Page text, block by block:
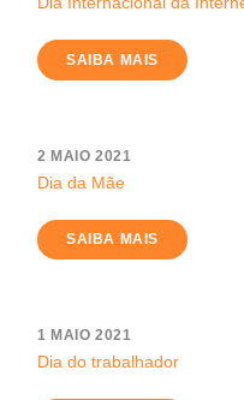
SAIBA MAIS
2 MAIO 2021
Dia da Mãe
SAIBA MAIS
1 MAIO 2021
Dia do trabalhador